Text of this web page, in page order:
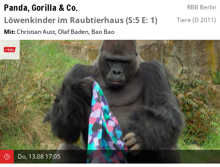
Panda, Gorilla & Co. RBB Berlin
Löwenkinder im Raubtierhaus(S:5 E: 1) Tiere (D 2011)
Mit:Christian Aust,Olaf Baden, Bao Bao
Do, 13.08 17:05